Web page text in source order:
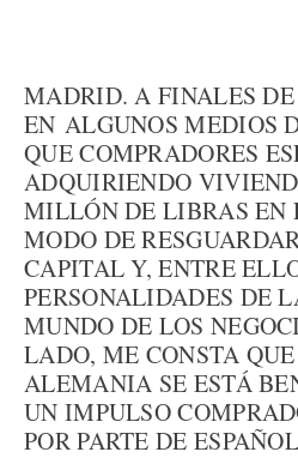
MADRID. A FINALES
EN ALGUNOS MEDIOS
QUE COMPRADORES
ADQUIRIENDO
MILLÓN DE LIBRAS EN
MODO DE
CAPITAL Y, ENTRE
PERSONALIDADES DE
MUNDO DE LOS
LADO, ME CONSTA
ALEMANIA SE ESTÁ
UN IMPULSO
POR PARTE DE